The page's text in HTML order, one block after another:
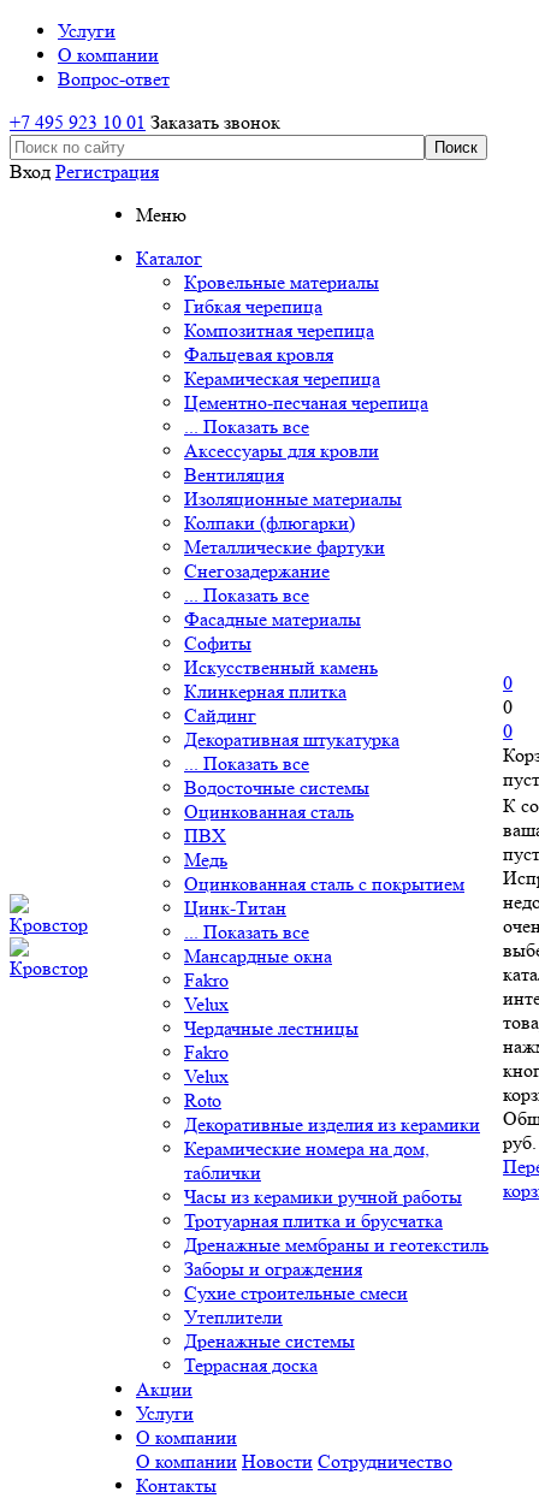
Услуги
О компании
Вопрос-ответ
+7 495 923 10 01 Заказать звонок
Вход Регистрация
Меню
Каталог
Кровельные материалы
Гибкая черепица
Композитная черепица
Фальцевая кровля
Керамическая черепица
Цементно-песчаная черепица
... Показать все
Аксессуары для кровли
Вентиляция
Изоляционные материалы
Колпаки (флюгарки)
Металлические фартуки
Снегозадержание
... Показать все
Фасадные материалы
Софиты
Искусственный камень
Клинкерная плитка
Сайдинг
Декоративная штукатурка
... Показать все
Водосточные системы
Оцинкованная сталь
ПВХ
Медь
Оцинкованная сталь с покрытием
Цинк-Титан
... Показать все
Мансардные окна
Fakro
Velux
Чердачные лестницы
Fakro
Velux
Roto
Декоративные изделия из керамики
Керамические номера на дом,
таблички
Часы из керамики ручной работы
Тротуарная плитка и брусчатка
Дренажные мембраны и геотекстиль
Заборы и ограждения
Сухие строительные смеси
Утеплители
Дренажные системы
Террасная доска
Акции
Услуги
О компании
О компании Новости Сотрудничество
Контакты
0
0
0
К
руб.